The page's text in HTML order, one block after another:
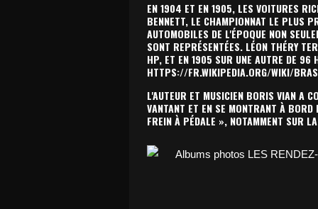
EN 1904 ET EN 1905, LES VOITURES
BENNETT, LE CHAMPIONNAT LE PLUS
AUTOMOBILES DE L'ÉPOQUE NON
SONT REPRÉSENTÉES. LÉON THÉRY
HP, ET EN 1905 SUR UNE AUTRE DE 96
HTTPS://FR.WIKIPEDIA.ORG/WIKI/
L'AUTEUR ET MUSICIEN BORIS VIAN A
VANTANT ET EN SE MONTRANT À
FREIN À PÉDALE », NOTAMMENT SUR